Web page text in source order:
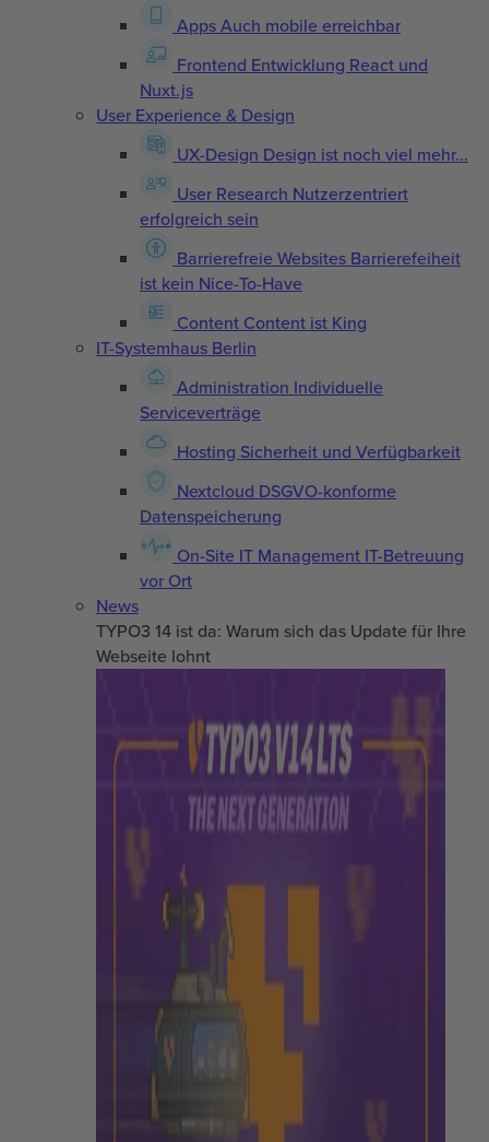
AppsAuch mobile erreichbar
Frontend Entwicklung React und
Nuxt.js
User Experience & Design
UX-Design Design ist noch viel mehr...
User Research Nutzerzentriert
erfolgreich sein
Barrierefreie Websites Barrierefeiheit
ist kein Nice-To-Have
Content Content ist King
IT-Systemhaus Berlin
Administration Individuelle
Serviceverträge
Hosting Sicherheit und Verfügbarkeit
Nextcloud DSGVO-konforme
Datenspeicherung
On-Site IT Management IT-Betreuung
vor Ort
News
TYPO3 14 ist da: Warum sich das Update für Ihre
Webseite lohnt